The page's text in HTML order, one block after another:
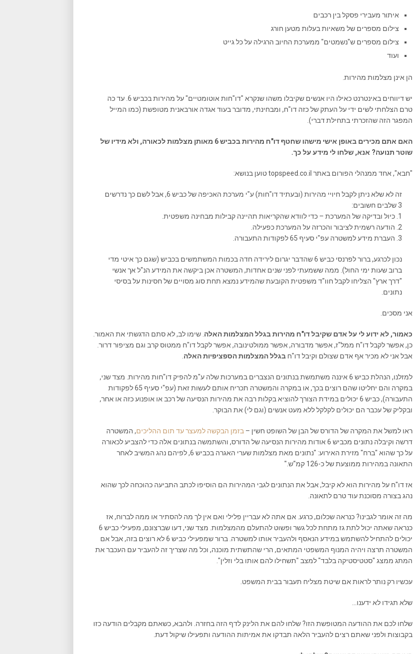
איתור מעבירי פסקל בין רכבים
צילום מספרים של משאיות בעלות מטען חורג
צילום מספרים ש"נשמטים" ממערכת החיוב הרגילה על כל גייט
ועוד
הן אינן מצלמות מהירות.
יש דיווחים באינטרנט כאילו היו אנשים שקיבלו משהו שנקרא "דו"חות אוטומטיים" על מהירות בכביש 6. עד כה
טרם הצלחתי לשים ידי על העתק של כזה דו"ח, ומבחינתי, מדובר בעוד אגדה אורבאנית מטופשת (כמו המייל
המפגר הזה שהזכרתי בתחילת דברי).
האם אתם מכירים באופן אישי מישהו שחטף דו"ח מהירות בכביש 6 מאותן מצלמות לכאורה, ולא מידיו של
שוטר תנועה? אנא, שלחו לי מידע על כך.
"חבא", אחד ממנהלי הפורום באתר topspeed.co.il טוען בנושא:
זה לא שלא ניתן לקבל חיויי מהירות (ובעתיד דו"חות) ע"י מערכת האכיפה של כביש 6, אבל לשם כך נדרשים
3 שלבים חשובים:
1. כיול ובדיקה של המערכת – כדי לוודא שהקריאות תהיינה קבילות מבחינה משפטית.
2. הודעה רשמית לציבור והכרזה על המערכת כפעילה.
3. העברת מידע למשטרה עפ"י סעיף 65 לפקודות התעבורה.
נכון לכרגע, ברור לפרנסי כביש 6 שהדבר יגרום לירידה חדה בכמות המשתמשים בכביש (שגם כך איטי מדי
ברוב שעות ימי החול). ממה ששמעתי לפני שנים אחדות, המשטרה אכן ביקשה את המידע הנ"ל אך אנשי
"דרך ארץ" הצליחו לקבל חוו"ד משפטית הקובעת שהמידע נמצא תחת סוג מסויים של חסינות על בסיסי
נתונים.
אני מסכים.
כאמור, לא ידוע לי על אדם שקיבל דו"ח מהירות בגלל המצלמות האלה . שימו לב, לא סתם הדגשתי את האמור.
כן, אפשר לקבל דו"ח ממל"ז, אפשר מדבורה, אפשר ממולטינובה, אפשר לקבל דו"ח ממטוס קרב וגם מציפור דרור.
אבל אני לא מכיר אף אדם שצולם וקיבל דו"ח בגלל המצלמות הספציפיות האלה
למזלנו, הנהלת כביש 6 איננה משתמשת בנתונים הנצברים במערכות שלה ע"מ להפיק דו"חות מהירות. מצד שני,
במקרה והם יחליטו שהם רוצים בכך, או במקרה והמשטרה תכריח אותם לעשות זאת (עפ"י סעיף 65 לפקודות
התעבורה), כביש 6 יכולים במידת הצורך להוציא בקלות רבה את מהירות הנסיעה של רכב או אופנוע כזה או אחר,
ובקליק של עכבר הם יכולים לקלקל ללא מעט אנשים (וגם לי) את הבוקר.
ראו למשל את המקרה של הדורס של הבן של השופט חשין – בזמן הבקשה למעצר עד תום ההליכים, המשטרה
דרשה וקיבלה נתונים מכביש 6 אודות מהירות הנסיעה של הדורס, והשתמשה בנתונים אלה כדי להצביע לכאורה
על כך שהוא "ברח" מזירת האירוע: "נתונים מאת מצלמות שערי האגרה בכביש 6, לפיהם נהג המשיב לאחר
התאונה במהירות ממוצעת של כ-126 קמ"ש."
אז דו"ח על מהירות הוא לא קיבל, אבל את הנתונים לגבי המהירות הם הוסיפו לכתב התביעה כהוכחה לכך שהוא
נהג בצורה מסוכנת עוד טרם לתאונה.
מה זה אומר לגבינו? כנראה שכלום, כרגע. אם אתה לא עבריין פלילי ואם אין לך מה להסתיר או ממה לברוח, אז
כנראה שאתה יכול לתת גז מתחת לכל גשר ופשוט להתעלם מהמצלמות. מצד שני, דעו שברצונם, מפעילי כביש 6
יכולים להתחיל להשתמש במידע הנאסף ולהעביר אותו למשטרה. ברור שמפעילי כביש 6 לא רוצים בזה, אבל אם
המשטרה תרצה ויהיה המנוף המשפטי המתאים, הרי שהתשתית מוכנה, וכל מה שצריך זה להעביר עם העכבר את
המתג ממצג "סטטיסטיקה בלבד" למצב "תשחילו להם אותו בלי וזלין".
עכשיו רק נותר לראות אם שיטת מצליח תעבור בבית המשפט.
שלא תגידו לא ידענו…
שלחו לכם את ההודעה המטופשת הזו? שלחו להם את הלינק לדף הזה בחזרה. ולהבא, כשאתם מקבלים הודעה כזו
בקבוצות ולפני שאתם רצים להעביר הלאה תבדקו את אמיתות ההודעה ותפעילו שיקול דעת.